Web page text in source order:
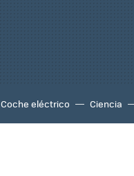
Coche eléctrico Ciencia